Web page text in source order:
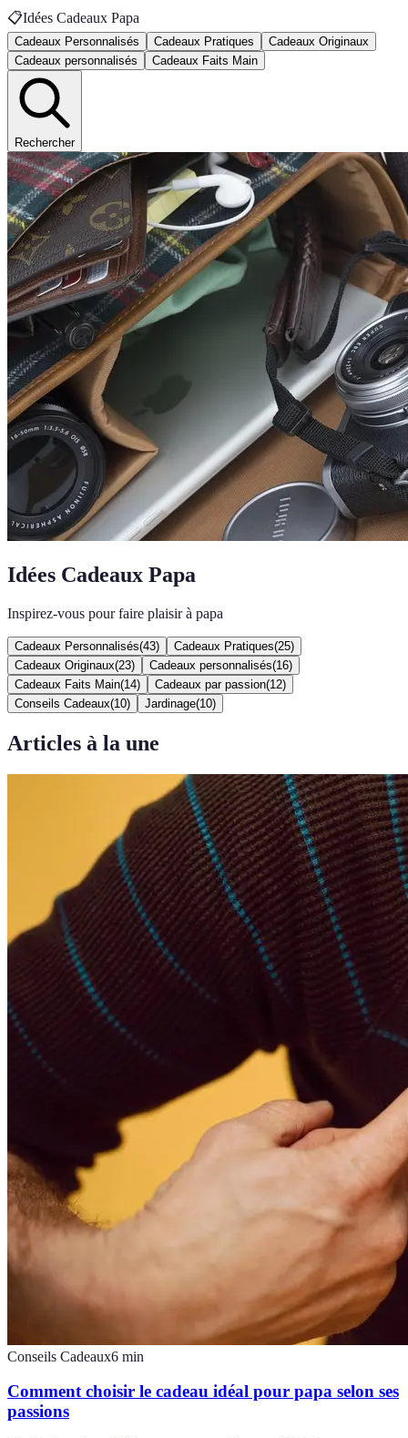
📋Idées Cadeaux Papa
Cadeaux Personnalisés Cadeaux Pratiques
Cadeaux Originaux
Cadeaux personnalisés
Cadeaux Faits Main
Rechercher
Idées Cadeaux Papa
Inspirez-vous pour faire plaisir à papa
Cadeaux Personnalisés(43) Cadeaux Pratiques(25)
Cadeaux Originaux(23) Cadeaux personnalisés(16)
Cadeaux Faits Main(14) Cadeaux par passion(12)
Conseils Cadeaux(10) Jardinage(10)
Articles à la une
Conseils Cadeaux6 min
Comment choisir le cadeau idéal pour papa selon ses
passions